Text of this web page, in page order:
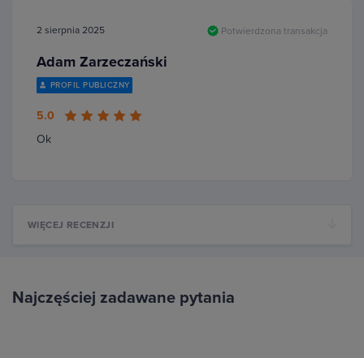
2 sierpnia 2025 Potwierdzona transakcja
Adam Zarzeczański
PROFIL PUBLICZNY
5.0
Ok
WIĘCEJ RECENZJI
Najczęściej zadawane pytania